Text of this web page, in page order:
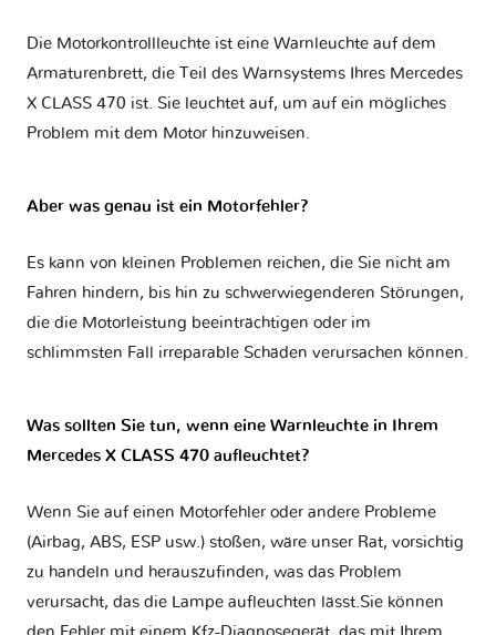
Die Motorkontrollleuchte ist eine Warnleuchte auf dem
Armaturenbrett, die Teil des Warnsystems Ihres Mercedes
X CLASS 470 ist. Sie leuchtet auf, um auf ein mögliches
Problem mit dem Motor hinzuweisen.
Aber was genau ist ein Motorfehler?
Es kann von kleinen Problemen reichen, die Sie nicht am
Fahren hindern, bis hin zu schwerwiegenderen Störungen,
die die Motorleistung beeinträchtigen oder im
schlimmsten Fall irreparable Schäden verursachen können.
Was sollten Sie tun, wenn eine Warnleuchte in Ihrem
Mercedes X CLASS 470 aufleuchtet?
Wenn Sie auf einen Motorfehler oder andere Probleme
(Airbag, ABS, ESP usw.) stoßen, wäre unser Rat, vorsichtig
zu handeln und herauszufinden, was das Problem
verursacht, das die Lampe aufleuchten lässt.Sie können